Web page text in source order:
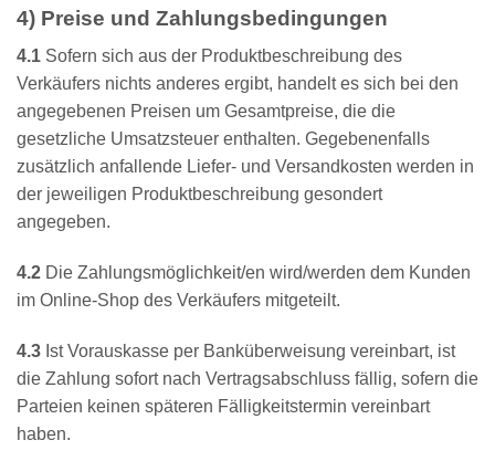
4) Preise und Zahlungsbedingungen
4.1 Sofern sich aus der Produktbeschreibung des
Verkäufers nichts anderes ergibt, handelt es sich bei den
angegebenen Preisen um Gesamtpreise, die die
gesetzliche Umsatzsteuer enthalten. Gegebenenfalls
zusätzlich anfallende Liefer- und Versandkosten werden in
der jeweiligen Produktbeschreibung gesondert
angegeben.
4.2 Die Zahlungsmöglichkeit/en wird/werden dem Kunden
im Online-Shop des Verkäufers mitgeteilt.
4.3 Ist Vorauskasse per Banküberweisung vereinbart, ist
die Zahlung sofort nach Vertragsabschluss fällig, sofern die
Parteien keinen späteren Fälligkeitstermin vereinbart
haben.